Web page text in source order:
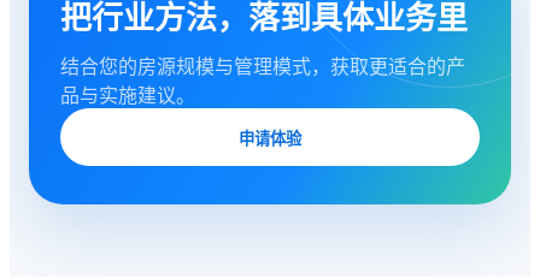
把行业方法，落到具体业务里
结合您的房源规模与管理模式，获取更适合的产
品与实施建议。
申请体验